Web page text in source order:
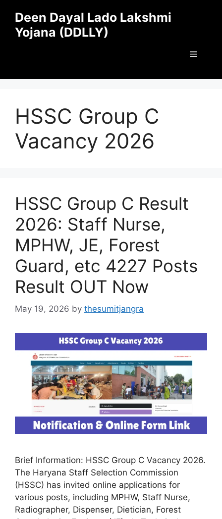
content
Deen Dayal Lado Lakshmi
Yojana (DDLLY)
Menu
HSSC Group C
Vacancy 2026
HSSC Group C Result
2026: Staff Nurse,
MPHW, JE, Forest
Guard, etc 4227 Posts
Result OUT Now
May 19, 2026 by thesumitjangra
Brief Information: HSSC Group C Vacancy 2026.
The Haryana Staff Selection Commission
(HSSC) has invited online applications for
various posts, including MPHW, Staff Nurse,
Radiographer, Dispenser, Dietician, Forest